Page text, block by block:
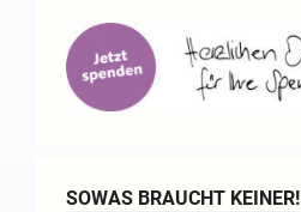
SOWAS BRAUCHT KEINER!